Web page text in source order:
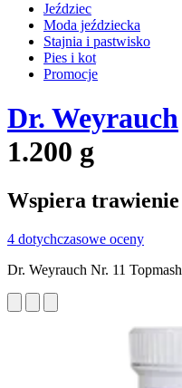
Jeździec
Moda jeździecka
Stajnia i pastwisko
Pies i kot
Promocje
Dr. Weyrauch
1.200 g
Wspiera trawienie
4 dotychczasowe oceny
Dr. Weyrauch Nr. 11 Topmash